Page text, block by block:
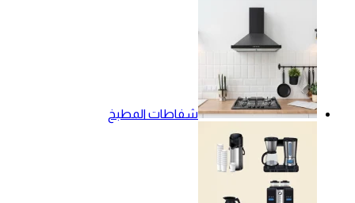
شفاطات المطبخ